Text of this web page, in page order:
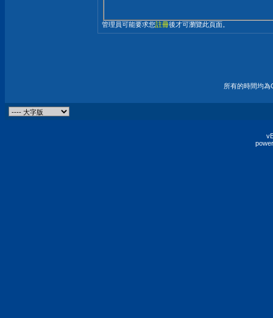
管理員可能要求您註冊後才可瀏覽此頁面。
所有的時間均為